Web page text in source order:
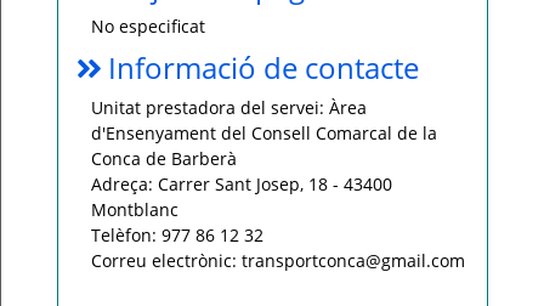
No especificat
Informació de contacte
Unitat prestadora del servei: Àrea
d'Ensenyament del Consell Comarcal de la
Conca de Barberà
Adreça: Carrer Sant Josep, 18 - 43400
Montblanc
Telèfon: 977 86 12 32
Correu electrònic: transportconca@gmail.com